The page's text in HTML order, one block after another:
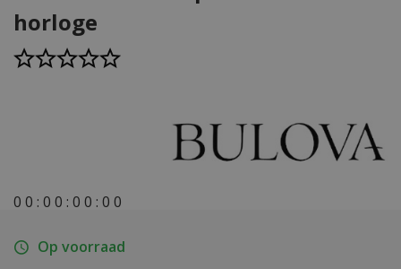
horloge
0 0 : 0 0 : 0 0 : 0 0
Op voorraad